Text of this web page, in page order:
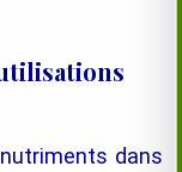
dans